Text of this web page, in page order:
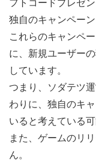
フトコードプレゼ
独自のキャンペー
これらのキャンペ
に、新規ユーザー
しています。
つまり、ソダテツ
わりに、独自のキ
いると考えている
また、ゲームのリ
ん。